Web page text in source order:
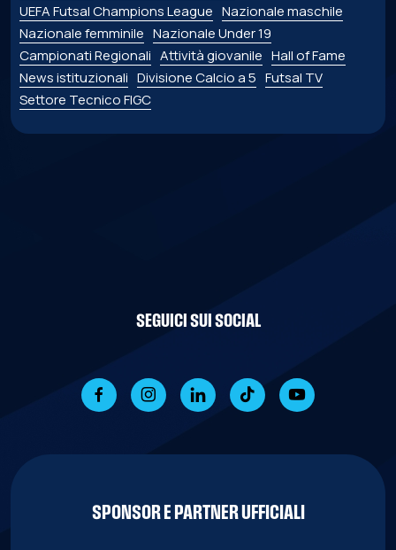
UEFA Futsal Champions League Nazionale maschile
Nazionale femminile Nazionale Under 19
Campionati Regionali Attività giovanile Hall of Fame
News istituzionali Divisione Calcio a 5 Futsal TV
Settore Tecnico FIGC
SEGUICI SUI SOCIAL
SPONSOR E PARTNER UFFICIALI